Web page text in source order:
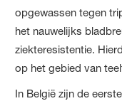
opgewassen tegen
het nauwelijks
ziekteresistentie.
op het gebied van
In België zijn de